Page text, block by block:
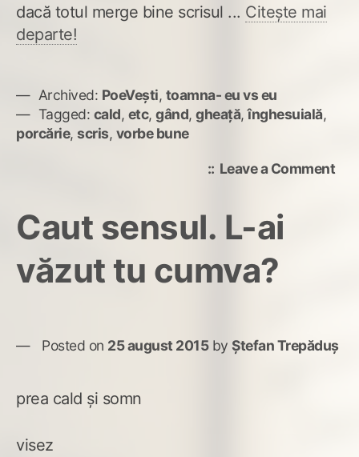
dacă totul merge bine scrisul ... Citește mai
departe!
Archived: PoeVești, toamna- eu vs eu
Tagged: cald, etc, gând, gheață,înghesuială,
porcărie, scris, vorbe bune
Leave a Commenton
Caut sensul. L-ai
văzut tu cumva?
Posted on 25 august 2015by Ștefan Trepăduș
prea cald și somn
visez